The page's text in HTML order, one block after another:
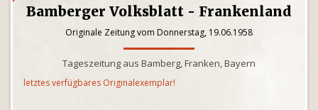
Bamberger Volksblatt - Frankenland
Originale Zeitung vom Donnerstag, 19.06.1958
Tageszeitung aus Bamberg, Franken, Bayern
letztes verfügbares Originalexemplar!